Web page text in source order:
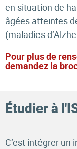
en situation de
âgées atteintes
(maladies
Pour plus de
demandez la
Étudier à
C’est intégrer